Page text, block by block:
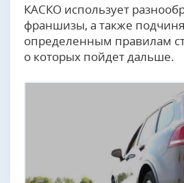
КАСКО использует
франшизы, а также
определенным правилам
о которых пойдет дальше.